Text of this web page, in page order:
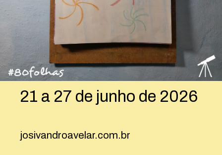
josivandroavelar.com.br
21 a 27 de junho de 2026